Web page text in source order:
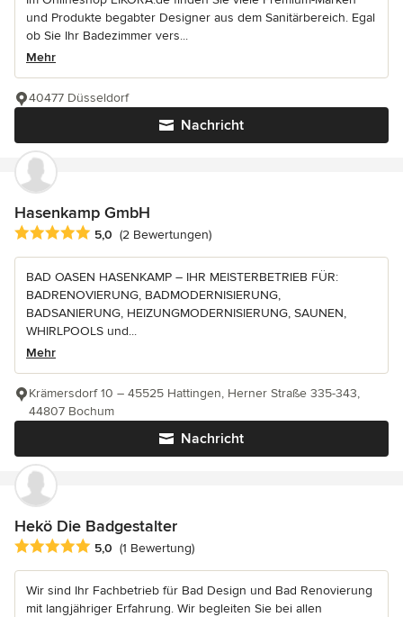
und Produkte begabter Designer aus dem Sanitärbereich. Egal
ob Sie Ihr Badezimmer vers...
Mehr
Nachricht
40477 Düsseldorf
Hasenkamp GmbH
Durchschnittliche Bewertung: 5 von 5 Sternen
5,0 (2 Bewertungen)
BAD OASEN HASENKAMP – IHR MEISTERBETRIEB FÜR:
BADRENOVIERUNG, BADMODERNISIERUNG,
BADSANIERUNG, HEIZUNGMODERNISIERUNG, SAUNEN,
WHIRLPOOLS und...
Mehr
Nachricht
Krämersdorf 10 – 45525 Hattingen, Herner Straße 335-343,
44807 Bochum
Hekö Die Badgestalter
Durchschnittliche Bewertung: 5 von 5 Sternen
5,0 (1 Bewertung)
Wir sind Ihr Fachbetrieb für Bad Design und Bad Renovierung
mit langjähriger Erfahrung. Wir begleiten Sie bei allen